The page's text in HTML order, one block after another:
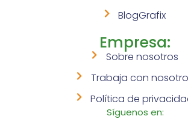
BlogGrafix
Empresa:
Sobre nosotros
Trabaja con
Política de
Síguenos en: